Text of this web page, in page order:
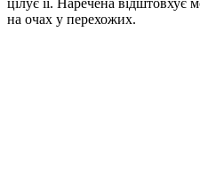
на очах у перехожих.